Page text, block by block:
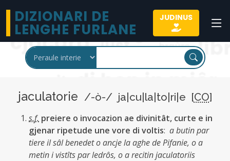
DIZIONARI DE
LENGHE FURLANE
JUDINUS
jaculatorie /-ò-/ ja|cu|la|to|ri|e [CO]
s.f. preiere o invocazion ae divinitât, curte e in
gjenar ripetude une vore di voltis: a butin par
tiere il sâl benedet o ancje la aghe de Pifanie, o a
metin i vistîts par ledrôs, o a recitin jaculatoriis